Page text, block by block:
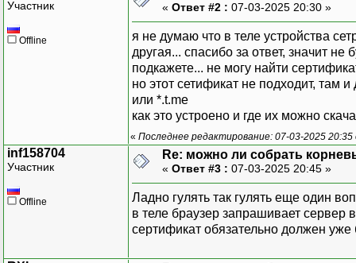
Участник
Offline
« Ответ #2 : 07-03-2025 20:30 »
я не думаю что в теле устройства
другая... спасибо за ответ, значит
подкажете... не могу найти
но этот сетификат не подходит, там
или *.t.me
как это устроено и где их можно
« Последнее редактирование: 07-03-2025
inf158704
Участник
Offline
Re: можно ли собрать
« Ответ #3 : 07-03-2025 20:45 »
Ладно гулять так гулять еще один
в теле браузер запрашивает сервер
сертификат обязательно должен уже